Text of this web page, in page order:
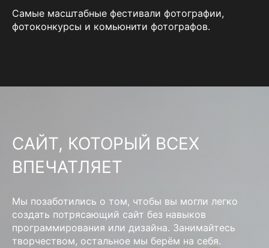
Самые масштабные фестивали фотографии,
фотоконкурсы и комьюнити фотографов.
САЙТ, КОТОРЫЙ ВСЕХ
ВПЕЧАТЛЯЕТ
Мы позаботились о том, чтобы вы могли легко
создать потрясающий сайт без навыков
программирования или дизайна. Занимайтесь
творчеством, остальное мы берём на себя.